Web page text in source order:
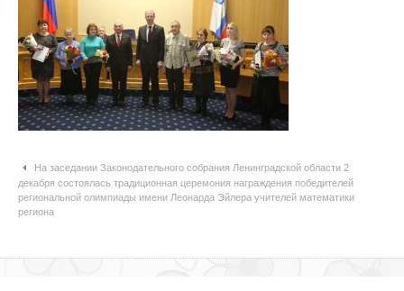
Навигация по статьям
На заседании Законодательного собрания Ленинградской области 2
декабря состоялась традиционная церемония награждения победителей
региональной олимпиады имени Леонарда Эйлера учителей математики
региона